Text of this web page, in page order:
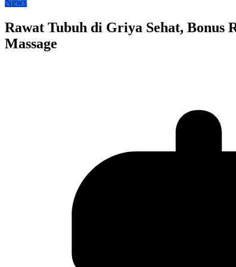
News
Rawat Tubuh di Griya Sehat,
Massage